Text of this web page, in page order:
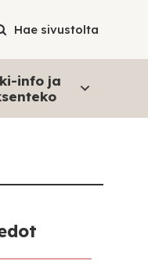
Hae sivustolta
info ja